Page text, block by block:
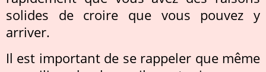
solides de croire que vous pouvez y
arriver.
Il est important de se rappeler que même